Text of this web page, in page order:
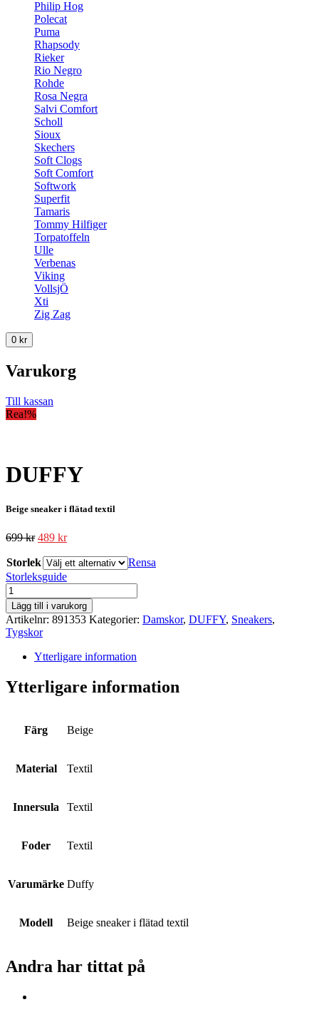
Philip Hog
Polecat
Puma
Rhapsody
Rieker
Rio Negro
Rohde
Rosa Negra
Salvi Comfort
Scholl
Sioux
Skechers
Soft Clogs
Soft Comfort
Softwork
Superfit
Tamaris
Tommy Hilfiger
Torpatoffeln
Ulle
Verbenas
Viking
VollsjÖ
Xti
Zig Zag
0 kr
Varukorg
Till kassan
Rea!%
DUFFY
Beige sneaker i flätad textil
699kr 489 kr
Storlek
Rensa
Storleksguide
DUFFY
mängd
Lägg till i varukorg
Artikelnr: 891353 Kategorier: Damskor, DUFFY, Sneakers,
Tygskor
Ytterligare information
Ytterligare information
Färg Beige
Material Textil
Innersula Textil
Foder Textil
Varumärke Duffy
Modell Beige sneaker i flätad textil
Andra har tittat på